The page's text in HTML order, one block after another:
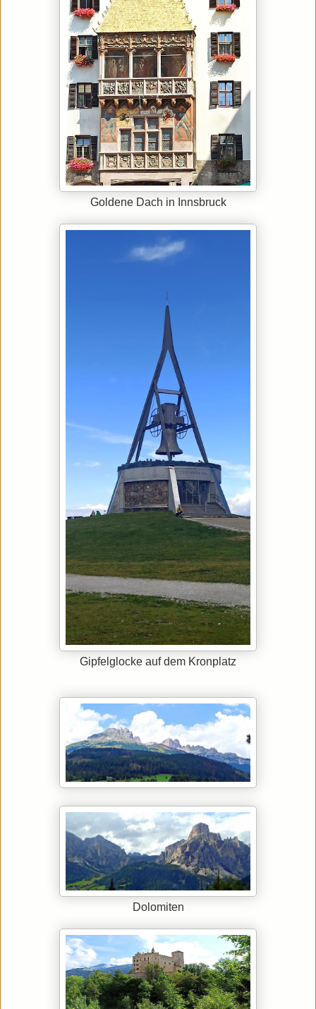
Goldene Dach in Innsbruck
Gipfelglocke auf dem Kronplatz
Dolomiten